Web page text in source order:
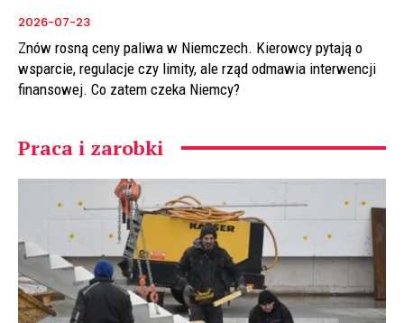
2026-07-23
Znów rosną ceny paliwa w Niemczech. Kierowcy pytają o
wsparcie, regulacje czy limity, ale rząd odmawia interwencji
finansowej. Co zatem czeka Niemcy?
Praca i zarobki